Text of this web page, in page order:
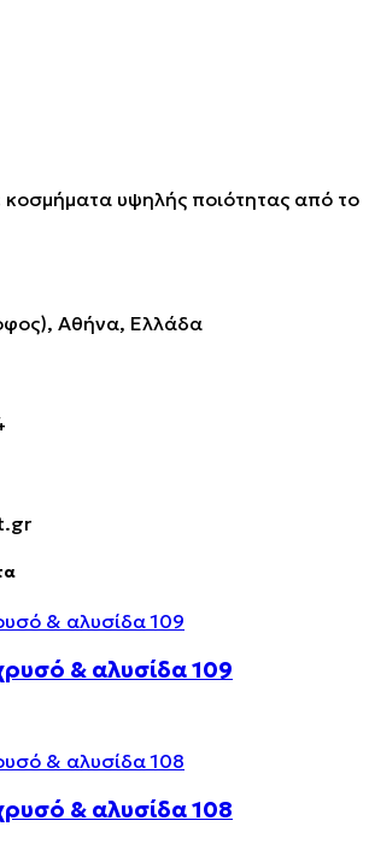
υψηλής ποιότητας από το
Αθήνα, Ελλάδα
& αλυσίδα 109
& αλυσίδα 108